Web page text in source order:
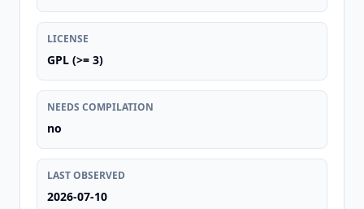
LICENSE
GPL (>= 3)
NEEDS COMPILATION
no
LAST OBSERVED
2026-07-10